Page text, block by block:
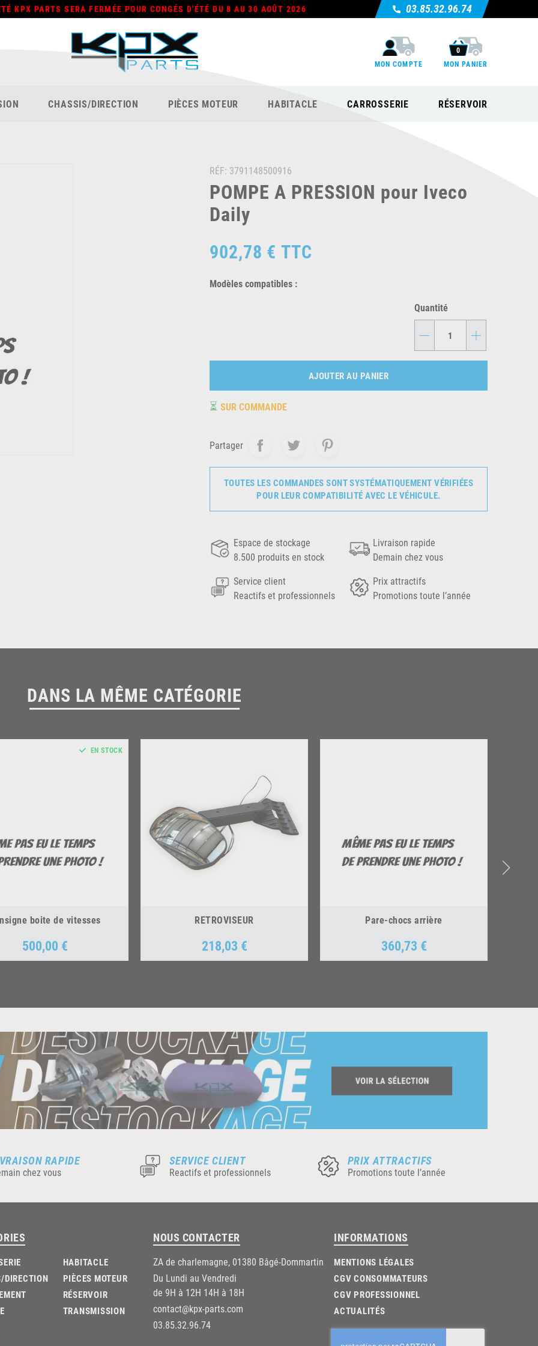
KPX PARTS SERA FERMÉE POUR CONGÉS D'ÉTÉ DU 8 AU 30 AOÛT 2026 03.85.32.96.74
MON COMPTE
0
MON PANIER
CHASSIS/DIRECTION PIÈCES MOTEUR HABITACLE CARROSSERIE RÉSERVOIR
RÉF: 3791148500916
POMPE A PRESSION pour Iveco
Daily
902,78 € TTC
Modèles compatibles :
Quantité
- +
AJOUTER AU PANIER
⏳ SUR COMMANDE
Partager
TOUTES LES COMMANDES SONT SYSTÉMATIQUEMENT VÉRIFIÉES
POUR LEUR COMPATIBILITÉ AVEC LE VÉHICULE.
Espace de stockage
8.500 produits en stock
Livraison rapide
Demain chez vous
Service client
Reactifs et professionnels
Prix attractifs
Promotions toute l’année
DANS LA MÊME CATÉGORIE
boite de vitesses
Prix
500,00 €
EN STOCK
RETROVISEUR
Prix
218,03 €
Pare-chocs arrière
Prix
360,73 €
RAPIDE
chez vous
SERVICE CLIENT
Reactifs et professionnels
PRIX ATTRACTIFS
Promotions toute l’année
DIRECTION
HABITACLE
PIÈCES MOTEUR
RÉSERVOIR
TRANSMISSION
NOUS CONTACTER
ZA de charlemagne, 01380 Bâgé-Dommartin
Du Lundi au Vendredi
de 9H à 12H 14H à 18H
contact@kpx-parts.com
03.85.32.96.74
INFORMATIONS
MENTIONS LÉGALES
CGV CONSOMMATEURS
CGV PROFESSIONNEL
ACTUALITÉS